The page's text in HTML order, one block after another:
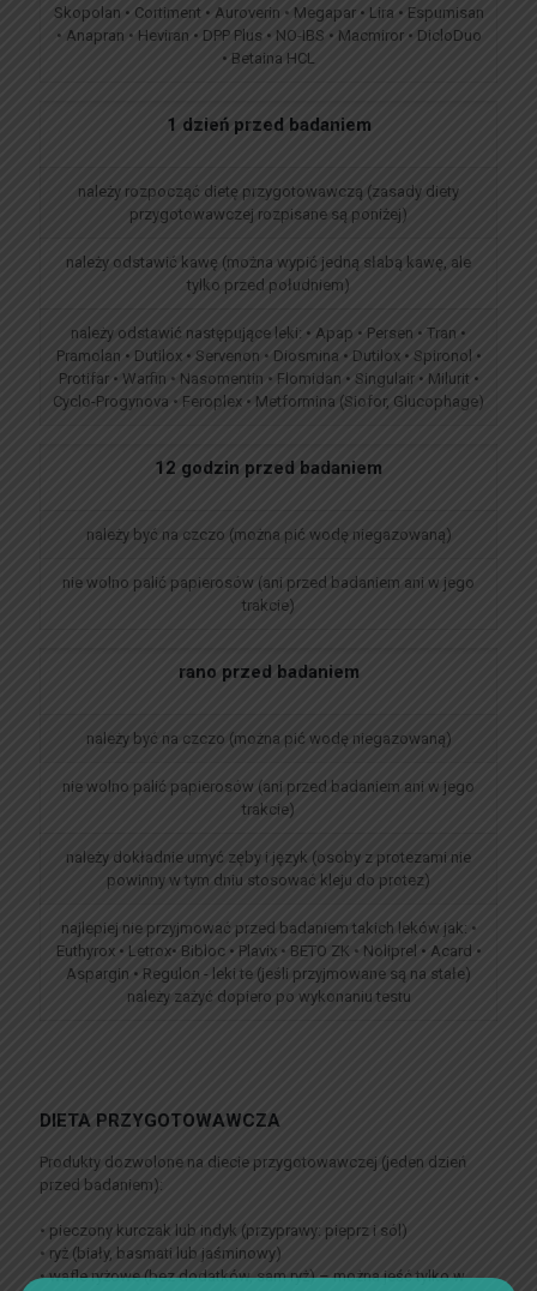
Skopolan • Cortiment • Auroverin • Megapar • Lira • Espumisan
• Anapran • Heviran • DPP Plus • NO-IBS • Macmiror • DicloDuo
• Betaina HCL
1 dzień przed badaniem
należy rozpocząć dietę przygotowawczą (zasady diety
przygotowawczej rozpisane są poniżej)
należy odstawić kawę (można wypić jedną słabą kawę, ale
tylko przed południem)
należy odstawić następujące leki: • Apap • Persen • Tran •
Pramolan • Dutilox • Servenon • Diosmina • Dutilox • Spironol •
Protifar • Warfin • Nasomentin • Flomidan • Singulair • Milurit •
Cyclo-Progynova • Feroplex • Metformina (Siofor, Glucophage)
12 godzin przed badaniem
należy być na czczo (można pić wodę niegazowaną)
nie wolno palić papierosów (ani przed badaniem ani w jego
trakcie)
rano przed badaniem
należy być na czczo (można pić wodę niegazowaną)
nie wolno palić papierosów (ani przed badaniem ani w jego
trakcie)
należy dokładnie umyć zęby i język (osoby z protezami nie
powinny w tym dniu stosować kleju do protez)
najlepiej nie przyjmować przed badaniem takich leków jak: •
Euthyrox • Letrox• Bibloc • Plavix • BETO ZK • Noliprel • Acard •
Aspargin • Regulon - leki te (jeśli przyjmowane są na stałe)
należy zażyć dopiero po wykonaniu testu
DIETA PRZYGOTOWAWCZA
Produkty dozwolone na diecie przygotowawczej (jeden dzień
przed badaniem):
• pieczony kurczak lub indyk (przyprawy: pieprz i sól)
• ryż (biały, basmati lub jaśminowy)
• wafle ryżowe (bez dodatków, sam ryż) – można jeść tylko w